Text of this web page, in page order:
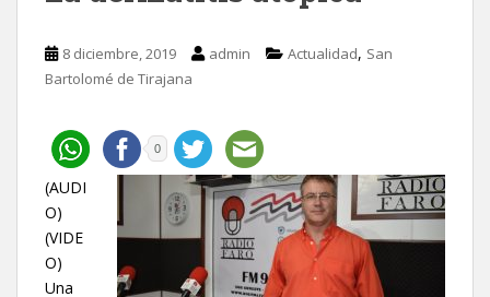
8 diciembre, 2019 admin Actualidad, San
Bartolomé de Tirajana
0
(AUDI
O)
(VIDE
O)
Una